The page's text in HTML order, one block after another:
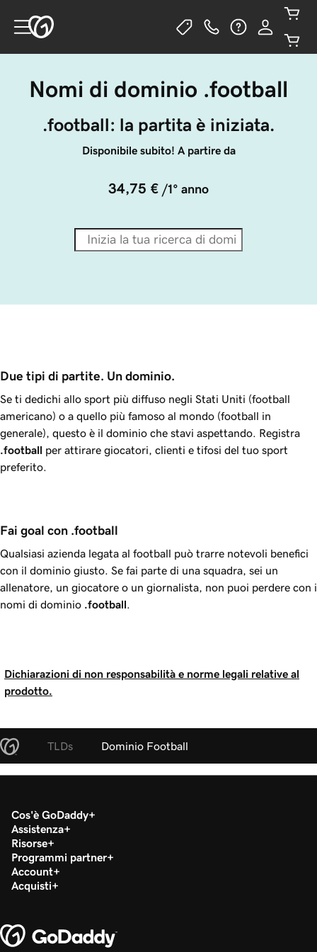
Nomi di dominio .football
.football: la partita è iniziata.
Disponibile subito! A partire da
34,75 € /1° anno
Due tipi di partite. Un dominio.
Se ti dedichi allo sport più diffuso negli Stati Uniti (football
americano) o a quello più famoso al mondo (football in
generale), questo è il dominio che stavi aspettando. Registra
.football per attirare giocatori, clienti e tifosi del tuo sport
preferito.
Fai goal con .football
Qualsiasi azienda legata al football può trarre notevoli benefici
con il dominio giusto. Se fai parte di una squadra, sei un
allenatore, un giocatore o un giornalista, non puoi perdere con i
nomi di dominio .football
Dichiarazioni di non responsabilità e norme legali relative al
prodotto.
TLDs Dominio Football
Cos'è GoDaddy
Assistenza
Risorse
Programmi partner
Account
Acquisti